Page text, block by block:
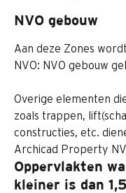
NVO gebouw
Aan deze Zones
NVO: NVO gebouw
Overige elementen
zoals trappen,
constructies, etc.
Archicad Property
Oppervlakten
kleiner is dan